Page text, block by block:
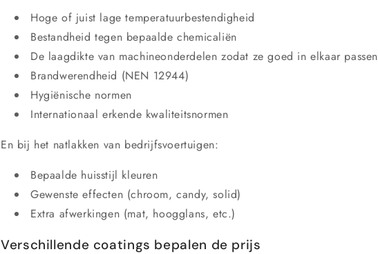
Hoge of juist lage temperatuurbestendigheid
Bestandheid tegen bepaalde chemicaliën
De laagdikte van machineonderdelen zodat ze goed in elkaar passen
Brandwerendheid (NEN 12944)
Hygiënische normen
Internationaal erkende kwaliteitsnormen
En bij het natlakken van bedrijfsvoertuigen:
Bepaalde huisstijl kleuren
Gewenste effecten (chroom, candy, solid)
Extra afwerkingen (mat, hoogglans, etc.)
Verschillende coatings bepalen de prijs